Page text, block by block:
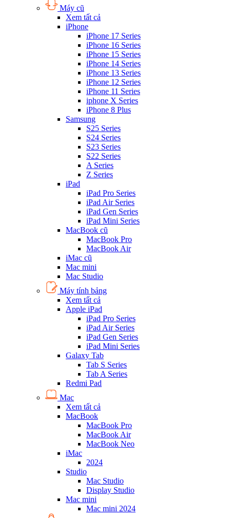
Máy cũ
Xem tất cả
iPhone
iPhone 17 Series
iPhone 16 Series
iPhone 15 Series
iPhone 14 Series
iPhone 13 Series
iPhone 12 Series
iPhone 11 Series
iphone X Series
iPhone 8 Plus
Samsung
S25 Series
S24 Series
S23 Series
S22 Series
A Series
Z Series
iPad
iPad Pro Series
iPad Air Series
iPad Gen Series
iPad Mini Series
MacBook cũ
MacBook Pro
MacBook Air
iMac cũ
Mac mini
Mac Studio
Máy tính bảng
Xem tất cả
Apple iPad
iPad Pro Series
iPad Air Series
iPad Gen Series
iPad Mini Series
Galaxy Tab
Tab S Series
Tab A Series
Redmi Pad
Mac
Xem tất cả
MacBook
MacBook Pro
MacBook Air
MacBook Neo
iMac
2024
Studio
Mac Studio
Display Studio
Mac mini
Mac mini 2024